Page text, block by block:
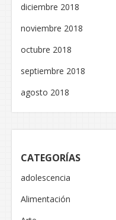
diciembre 2018
noviembre 2018
octubre 2018
septiembre 2018
agosto 2018
CATEGORÍAS
adolescencia
Alimentación